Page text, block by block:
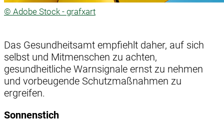
© Adobe Stock - grafxart
Das Gesundheitsamt empfiehlt daher, auf sich
selbst und Mitmenschen zu achten,
gesundheitliche Warnsignale ernst zu nehmen
und vorbeugende Schutzmaßnahmen zu
ergreifen.
Sonnenstich